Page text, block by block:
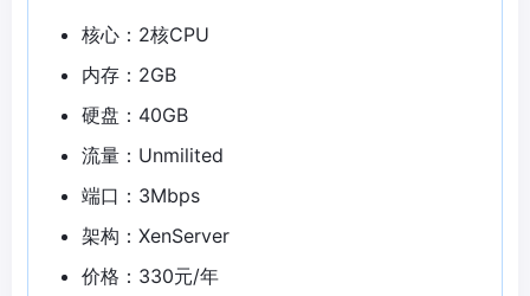
核心：2核CPU
内存：2GB
硬盘：40GB
流量：Unmilited
端口：3Mbps
架构：XenServer
价格：330元/年